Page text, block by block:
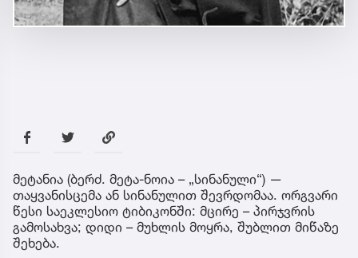
მეტანია (ბერძ. მეტა-ნოია – „სინანული“) —
თაყვანისცემა ან სინანულით შევრდომაა. ორგვარი
წესი საეკლესიო ტიბიკონში: მცირე – პირჯვრის
გამოსახვა; დიდი – მუხლის მოყრა, შუბლით მიწაზე
შეხება.